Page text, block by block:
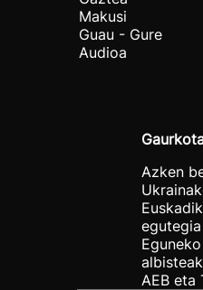
Makusi
Guau - Gure
Audioa
Azken
Eguneko
albisteak
AEB eta